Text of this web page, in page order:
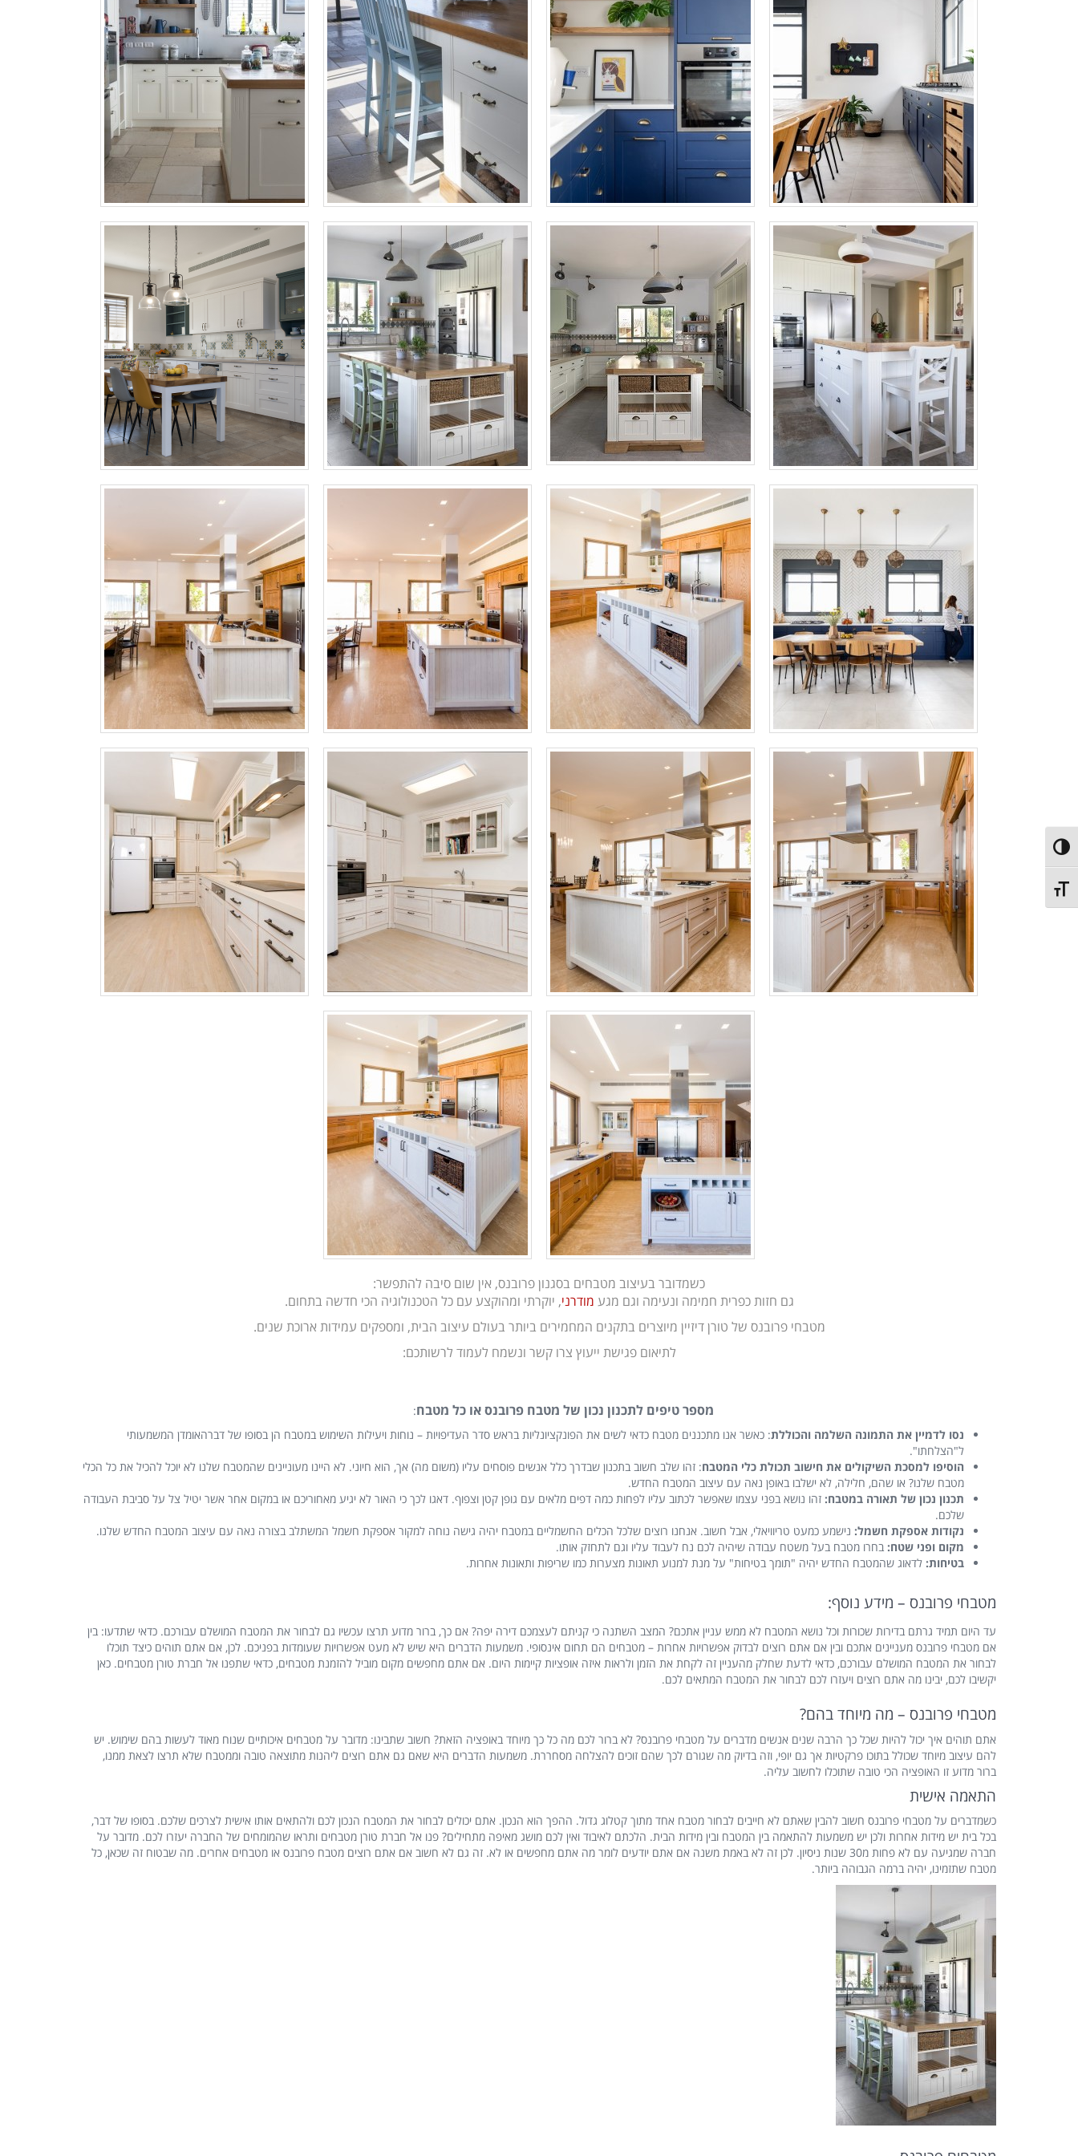
מתג ניגודיות גבוהה
מתג גודל גופן
כשמדובר בעיצוב מטבחים בסגנון פרובנס, אין שום סיבה להתפשר:
גם חזות כפרית חמימה ונעימה וגם מגע מודרני, יוקרתי ומהוקצע עם כל הטכנולוגיה הכי חדשה בתחום.
מטבחי פרובנס של טורן דיזיין מיוצרים בתקנים המחמירים ביותר בעולם עיצוב הבית, ומספקים עמידות ארוכת שנים.
לתיאום פגישת ייעוץ צרו קשר ונשמח לעמוד לרשותכם:
מספר טיפים לתכנון נכון של מטבח פרובנס או כל מטבח:
נסו לדמיין את התמונה השלמה והכוללת: כאשר אנו מתכננים מטבח כדאי לשים את הפונקציונליות בראש סדר העדיפויות – נוחות ויעילות השימוש במטבח הן בסופו של דברהאומדן המשמעותי
ל"הצלחתו".
הוסיפו למסכת השיקולים את חישוב תכולת כלי המטבח: זהו שלב חשוב בתכנון שבדרך כלל אנשים פוסחים עליו (משום מה) אך, הוא חיוני. לא היינו מעוניינים שהמטבח שלנו לא יוכל להכיל את כל הכלי
מטבח שלנו? או שהם, חלילה, לא ישלבו באופן נאה עם עיצוב המטבח החדש.
תכנון נכון של תאורה במטבח: זהו נושא בפני עצמו שאפשר לכתוב עליו לפחות כמה דפים מלאים עם גופן קטן וצפוף. דאגו לכך כי האור לא יגיע מאחוריכם או במקום אחר אשר יטיל צל על סביבת העבודה
שלכם.
נקודות אספקת חשמל: נישמע כמעט טריוויאלי, אבל חשוב. אנחנו רוצים שלכל הכלים החשמליים במטבח יהיה גישה נוחה למקור אספקת חשמל המשתלב בצורה נאה עם עיצוב המטבח החדש שלנו.
מקום ופני שטח: בחרו מטבח בעל משטח עבודה שיהיה לכם נח לעבוד עליו וגם לתחזק אותו.
בטיחות: לדאוג שהמטבח החדש יהיה "תומך בטיחות" על מנת למנוע תאונות מצערות כמו שריפות ותאונות אחרות.
מטבחי פרובנס – מידע נוסף:
עד היום תמיד גרתם בדירות שכורות וכל נושא המטבח לא ממש עניין אתכם? המצב השתנה כי קניתם לעצמכם דירה יפה? אם כך, ברור מדוע תרצו עכשיו גם לבחור את המטבח המושלם עבורכם. כדאי שתדעו: בין
אם מטבחי פרובנס מעניינים אתכם ובין אם אתם רוצים לבדוק אפשרויות אחרות – מטבחים הם תחום אינסופי. משמעות הדברים היא שיש לא מעט אפשרויות שעומדות בפניכם. לכן, אם אתם תוהים כיצד תוכלו
לבחור את המטבח המושלם עבורכם, כדאי לדעת שחלק מהעניין זה לקחת את הזמן ולראות איזה אופציות קיימות היום. אם אתם מחפשים מקום מוביל להזמנת מטבחים, כדאי שתפנו אל חברת טורן מטבחים. כאן
יקשיבו לכם, יבינו מה אתם רוצים ויעזרו לכם לבחור את המטבח המתאים לכם.
מטבחי פרובנס – מה מיוחד בהם?
אתם תוהים איך יכול להיות שכל כך הרבה שנים אנשים מדברים על מטבחי פרובנס? לא ברור לכם מה כל כך מיוחד באופציה הזאת? חשוב שתבינו: מדובר על מטבחים איכותיים שנוח מאוד לעשות בהם שימוש. יש
להם עיצוב מיוחד שכולל בתוכו פרקטיות אך גם יופי, וזה בדיוק מה שגורם לכך שהם זוכים להצלחה מסחררת. משמעות הדברים היא שאם גם אתם רוצים ליהנות מתוצאה טובה וממטבח שלא תרצו לצאת ממנו,
ברור מדוע זו האופציה הכי טובה שתוכלו לחשוב עליה.
התאמה אישית
כשמדברים על מטבחי פרובנס חשוב להבין שאתם לא חייבים לבחור מטבח אחד מתוך קטלוג גדול. ההפך הוא הנכון. אתם יכולים לבחור את המטבח הנכון לכם ולהתאים אותו אישית לצרכים שלכם. בסופו של דבר,
בכל בית יש מידות אחרות ולכן יש משמעות להתאמה בין המטבח ובין מידות הבית. הלכתם לאיבוד ואין לכם מושג מאיפה מתחילים? פנו אל חברת טורן מטבחים ותראו שהמומחים של החברה יעזרו לכם. מדובר על
חברה שמגיעה עם לא פחות מ30 שנות ניסיון. לכן זה לא באמת משנה אם אתם יודעים לומר מה אתם מחפשים או לא. זה גם לא חשוב אם אתם רוצים מטבח פרובנס או מטבחים אחרים. מה שבטוח זה שכאן, כל
מטבח שתזמינו, יהיה ברמה הגבוהה ביותר.